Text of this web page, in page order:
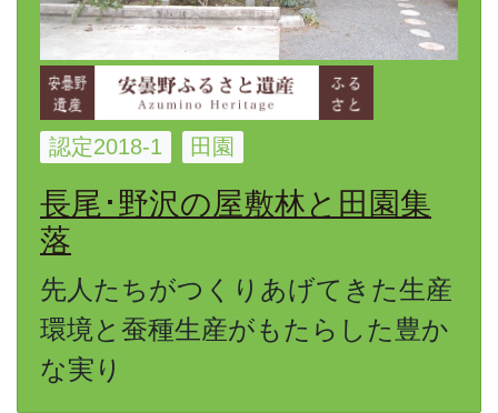
認定2018-1 田園
長尾･野沢の屋敷林と田園集
落
先人たちがつくりあげてきた生産
環境と蚕種生産がもたらした豊か
な実り